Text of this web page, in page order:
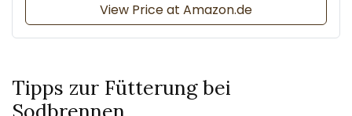
View Price at Amazon.de
Tipps zur Fütterung bei